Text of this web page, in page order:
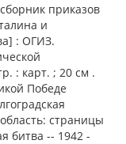
приказов
и
: ОГИЗ.
: карт. ; 20 см .
Победе
страницы
битва -- 1942 -